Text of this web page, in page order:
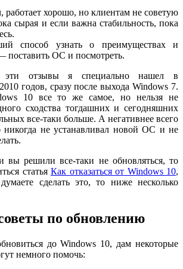
работает хорошо, но клиентам не советую
сырая и если важна стабильность, пока
способ узнать о преимуществах и
поставить ОС и посмотреть.
эти отзывы я специально нашел в
годов, сразу после выхода Windows 7.
10 все то же самое, но нельзя не
сходства тогдашних и сегодняшних
все-таки больше. А негативнее всего
никогда не устанавливал новой ОС и не
вы решили все-таки не обновляться, то
статья Как отказаться от Windows 10,
сделать это, то ниже несколько
по обновлению
до Windows 10, дам некоторые
немного помочь: